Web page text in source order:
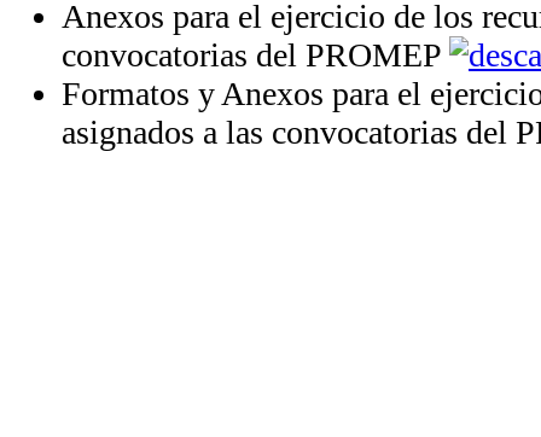
Anexos para el ejercicio de los
convocatorias del PROMEP
Formatos y Anexos para el
asignados a las convocatorias del